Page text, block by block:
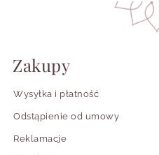
Czy kolczyki serca ze
Do jakiej fryzury
Zakupy
Wysyłka i płatność
Odstąpienie od umowy
Reklamacje